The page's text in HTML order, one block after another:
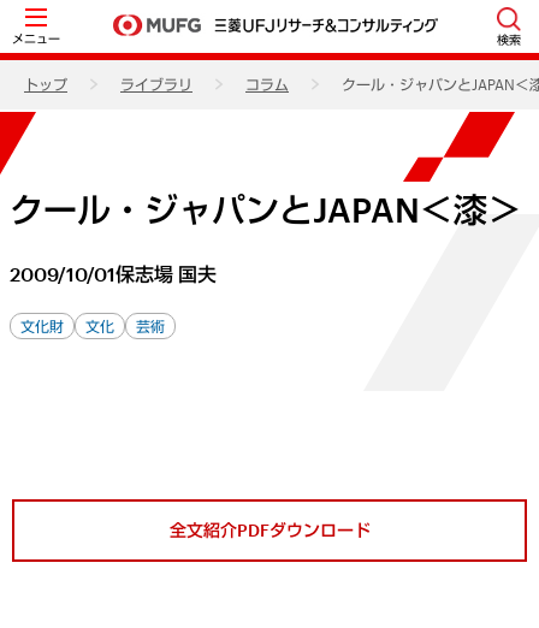
メニュー 検索
トップ ライブラリ コラム クール・ジャパンとJAPAN＜
クール・ジャパンとJAPAN＜漆＞
2009/10/01保志場 国夫
文化財 文化 芸術
全文紹介PDFダウンロード